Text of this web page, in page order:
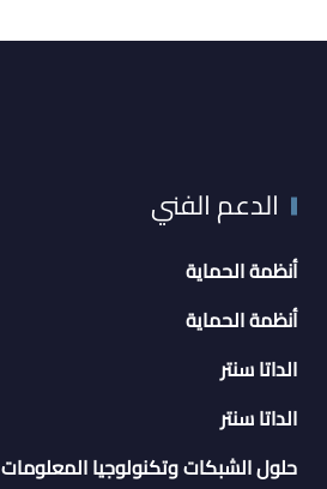
الدعم الفني
أنظمة الحماية
أنظمة الحماية
الداتا سنتر
الداتا سنتر
حلول الشبكات وتكنولوجيا المعلومات